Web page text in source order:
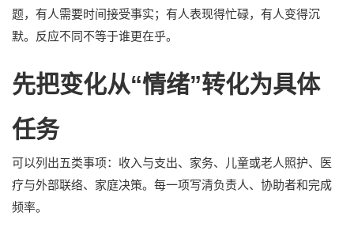
题，有人需要时间接受事实；有人表现得忙碌，有人变得沉
默。反应不同不等于谁更在乎。
先把变化从“情绪”转化为具体
任务
可以列出五类事项：收入与支出、家务、儿童或老人照护、医
疗与外部联络、家庭决策。每一项写清负责人、协助者和完成
频率。